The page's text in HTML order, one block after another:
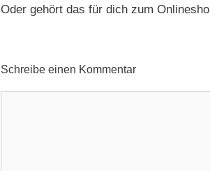
Oder gehört das für dich zum
Schreibe einen Kommentar